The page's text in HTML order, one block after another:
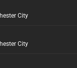
City
City